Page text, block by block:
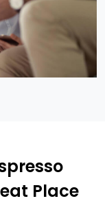
Place